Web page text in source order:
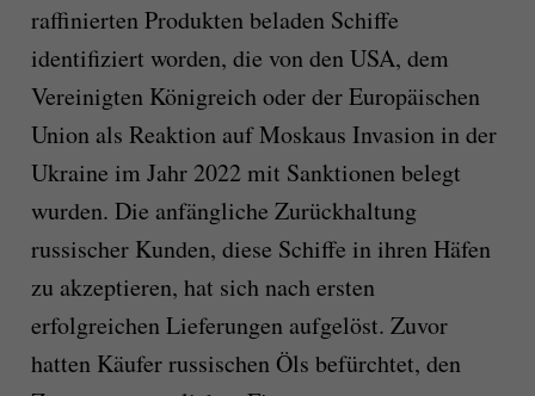
raffinierten Produkten beladen Schiffe
identifiziert worden, die von den USA, dem
Vereinigten Königreich oder der Europäischen
Union als Reaktion auf Moskaus Invasion in der
Ukraine im Jahr 2022 mit Sanktionen belegt
wurden. Die anfängliche Zurückhaltung
russischer Kunden, diese Schiffe in ihren Häfen
zu akzeptieren, hat sich nach ersten
erfolgreichen Lieferungen aufgelöst. Zuvor
hatten Käufer russischen Öls befürchtet, den